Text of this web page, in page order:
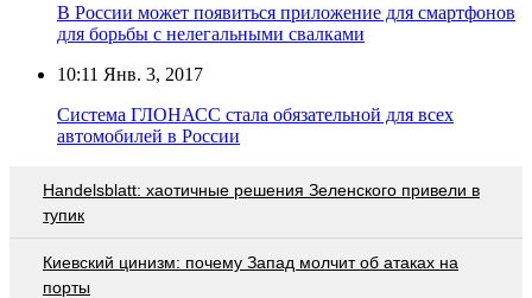
В России может появиться приложение для смартфонов
для борьбы с нелегальными свалками
10:11 Янв. 3, 2017
Система ГЛОНАСС стала обязательной для всех
автомобилей в России
Handelsblatt: хаотичные решения Зеленского привели в
тупик
Киевский цинизм: почему Запад молчит об атаках на
порты